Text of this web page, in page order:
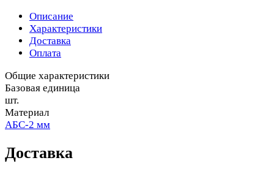
Описание
Характеристики
Доставка
Оплата
Общие характеристики
Базовая единица
шт.
Материал
АБС-2 мм
Доставка